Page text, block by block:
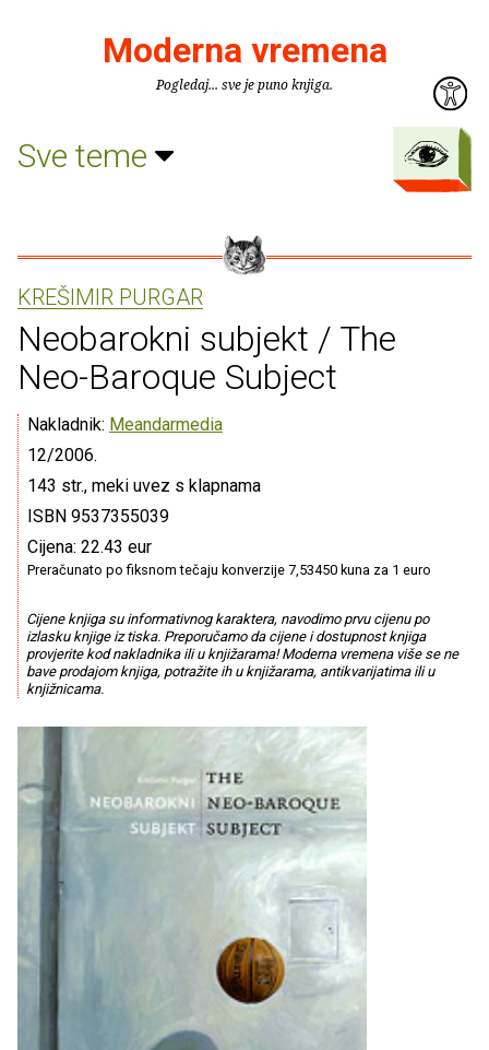
Moderna vremena
Pogledaj... sve je puno knjiga.
Sve teme
KREŠIMIR PURGAR
Neobarokni subjekt / The
Neo-Baroque Subject
Nakladnik: Meandarmedia
12/2006.
143 str., meki uvez s klapnama
ISBN 9537355039
Cijena: 22.43 eur
Preračunato po fiksnom tečaju konverzije 7,53450 kuna za 1 euro
Cijene knjiga su informativnog karaktera, navodimo prvu cijenu po
izlasku knjige iz tiska. Preporučamo da cijene i dostupnost knjiga
provjerite kod nakladnika ili u knjižarama! Moderna vremena više se ne
bave prodajom knjiga, potražite ih u knjižarama, antikvarijatima ili u
knjižnicama.